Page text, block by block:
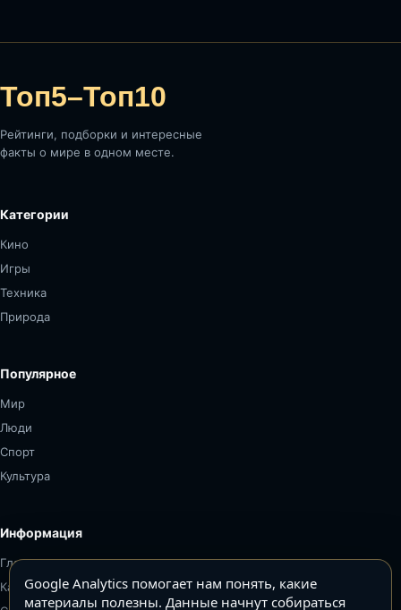
Топ5–Топ10
Рейтинги, подборки и интересные
факты о мире в одном месте.
Категории
Кино
Игры
Техника
Природа
Популярное
Мир
Люди
Спорт
Культура
Информация
Главная
Карта сайта
Google Analytics помогает нам понять, какие
материалы полезны. Данные начнут собираться